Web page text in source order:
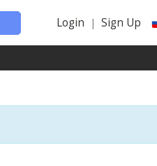
Login | Sign Up